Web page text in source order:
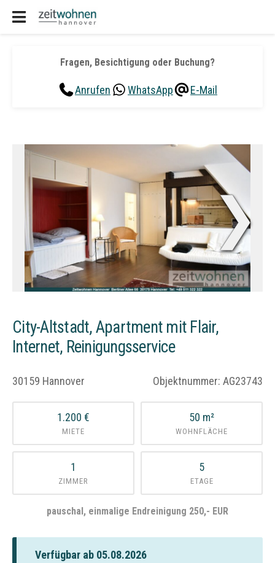
Fragen, Besichtigung oder Buchung?
Anrufen WhatsApp E-Mail
❯
City-Altstadt, Apartment mit Flair,
Internet, Reinigungsservice
30159 Hannover Objektnummer: AG23743
1.200 €
MIETE
50 m²
WOHNFLÄCHE
1
ZIMMER
5
ETAGE
pauschal, einmalige Endreinigung 250,- EUR
Verfügbar ab 05.08.2026